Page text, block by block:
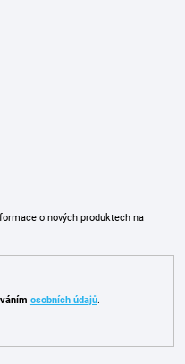
o nových produktech na
osobních údajů.